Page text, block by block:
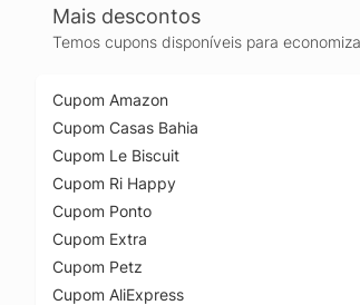
Mais descontos
Temos cupons disponíveis para
Cupom Amazon
Cupom Casas Bahia
Cupom Le Biscuit
Cupom Ri Happy
Cupom Ponto
Cupom Extra
Cupom Petz
Cupom AliExpress